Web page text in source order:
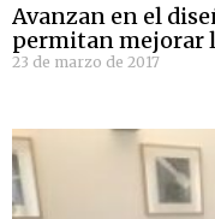
Avanzan en el
permitan mejorar
23 de marzo de 2017